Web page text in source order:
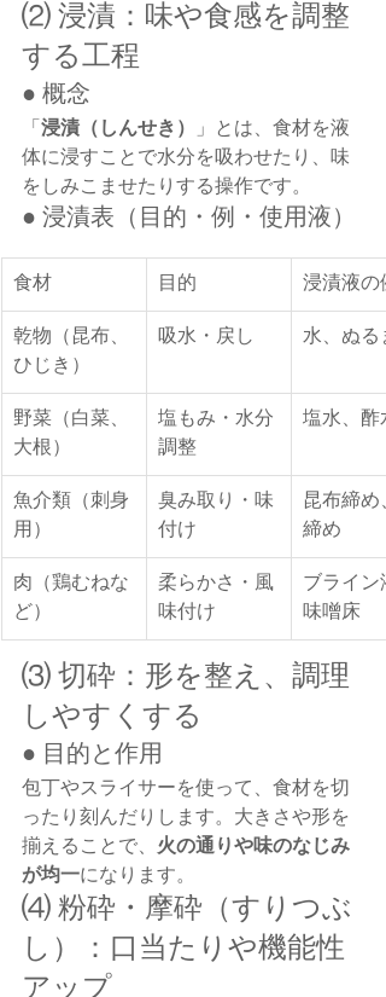
⑵ 浸漬：味や食感を調整
する工程
● 概念
「 浸漬（しんせき） 」とは、食材を液
体に浸すことで水分を吸わせたり、味
をしみこませたりする操作です。
● 浸漬表（目的・例・使用液）
食材 目的 浸漬液の例
乾物（昆布、
ひじき）
吸水・戻し 水、ぬる
野菜（白菜、
大根）
塩もみ・水分
調整
塩水、酢水
魚介類（刺身
用）
臭み取り・味
付け
昆布締め
締め
肉（鶏むねな
ど）
柔らかさ・風
味付け
ブライン
味噌床
⑶ 切砕：形を整え、調理
しやすくする
● 目的と作用
包丁やスライサーを使って、食材を切
ったり刻んだりします。大きさや形を
揃えることで、 火の通りや味のなじみ
が均一になります。
⑷ 粉砕・摩砕（すりつぶ
し）：口当たりや機能性
アップ